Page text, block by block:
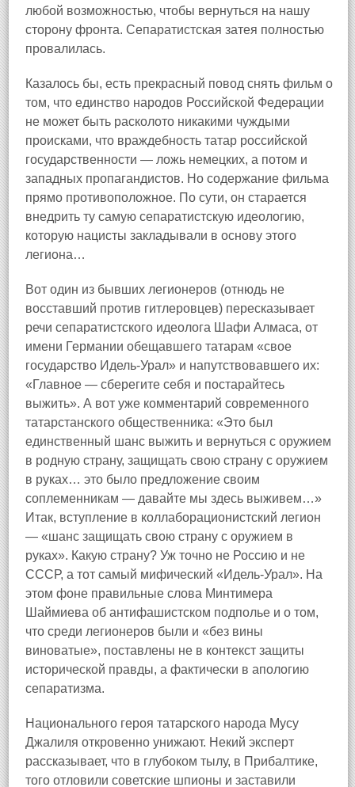
любой возможностью, чтобы вернуться на нашу
сторону фронта. Сепаратистская затея полностью
провалилась.
Казалось бы, есть прекрасный повод снять фильм о
том, что единство народов Российской Федерации
не может быть расколото никакими чуждыми
происками, что враждебность татар российской
государственности — ложь немецких, а потом и
западных пропагандистов. Но содержание фильма
прямо противоположное. По сути, он старается
внедрить ту самую сепаратистскую идеологию,
которую нацисты закладывали в основу этого
легиона…
Вот один из бывших легионеров (отнюдь не
восставший против гитлеровцев) пересказывает
речи сепаратистского идеолога Шафи Алмаса, от
имени Германии обещавшего татарам «свое
государство Идель-Урал» и напутствовавшего их:
«Главное — сберегите себя и постарайтесь
выжить». А вот уже комментарий современного
татарстанского общественника: «Это был
единственный шанс выжить и вернуться с оружием
в родную страну, защищать свою страну с оружием
в руках… это было предложение своим
соплеменникам — давайте мы здесь выживем…»
Итак, вступление в коллаборационистский легион
— «шанс защищать свою страну с оружием в
руках». Какую страну? Уж точно не Россию и не
СССР, а тот самый мифический «Идель-Урал». На
этом фоне правильные слова Минтимера
Шаймиева об антифашистском подполье и о том,
что среди легионеров были и «без вины
виноватые», поставлены не в контекст защиты
исторической правды, а фактически в апологию
сепаратизма.
Национального героя татарского народа Мусу
Джалиля откровенно унижают. Некий эксперт
рассказывает, что в глубоком тылу, в Прибалтике,
того отловили советские шпионы и заставили